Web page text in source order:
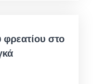
στο